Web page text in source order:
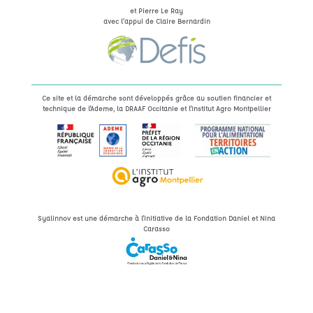
et Pierre Le Ray
avec l’appui de Claire Bernardin
Ce site et la démarche sont développés grâce au soutien financier et
technique de l'Ademe, la DRAAF Occitanie et l'Institut Agro Montpellier
Syalinnov est une démarche à l'initiative de la Fondation Daniel et Nina
Carasso